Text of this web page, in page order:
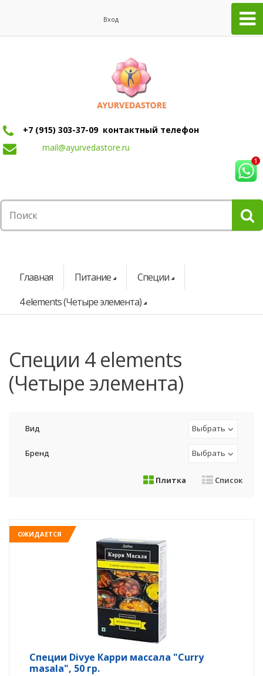
Вход
+7 (915) 303-37-09 контактный телефон
mail@ayurvedastore.ru
Главная Питание
Специи
4 elements (Четыре элемента)
специи 4 elements
(Четыре элемента)
Вид Выбрать
Бренд Выбрать
Плитка Список
ОЖИДАЕТСЯ
Специи Divye Карри массала "Curry
masala", 50 гр.